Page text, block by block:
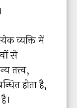
व्यक्ति में
से
तत्त्व,
होता है,